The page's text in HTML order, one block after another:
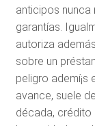
anticipos
garantías.
autoriza
sobre un
peligro ademí¡s
avance, suele
década, crédito